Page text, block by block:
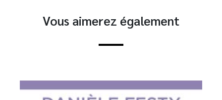
Vous aimerez également